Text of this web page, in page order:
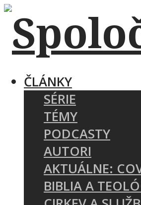
ČLÁNKY
SÉRIE
TÉMY
PODCASTY
AUTORI
AKTUÁLNE:
BIBLIA A